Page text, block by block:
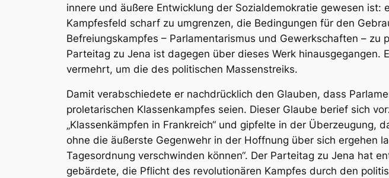
innere und äußere Entwicklung der Sozialdemokratie gewesen
Kampfesfeld scharf zu umgrenzen, die Bedingungen für den
Befreiungskampfes – Parlamentarismus und Gewerkschaften –
Parteitag zu Jena ist dagegen über dieses Werk
vermehrt, um die des politischen Massenstreiks.
Damit verabschiedete er nachdrücklich den Glauben, dass
proletarischen Klassenkampfes seien. Dieser Glaube berief sich
„Klassenkämpfen in Frankreich“ und gipfelte in der Überzeugung,
ohne die äußerste Gegenwehr in der Hoffnung über sich ergehen
Tagesordnung verschwinden können“. Der Parteitag zu Jena hat
gebärdete, die Pflicht des revolutionären Kampfes durch den